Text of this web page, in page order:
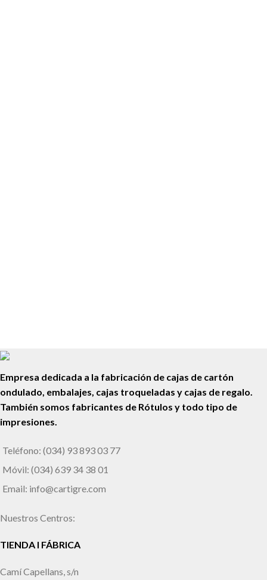
Empresa dedicada a la fabricación de cajas de cartón
ondulado, embalajes, cajas troqueladas y cajas de regalo.
También somos fabricantes de Rótulos y todo tipo de
impresiones.
Teléfono: (034) 93 893 03 77
Móvil: (034) 639 34 38 01
Email: info@cartigre.com
Nuestros Centros:
TIENDA I FÁBRICA
Camí Capellans, s/n